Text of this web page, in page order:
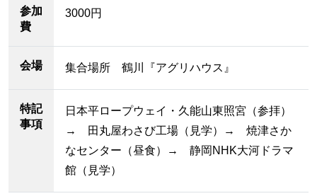
参加
費
3000円
会場 集合場所 鶴川『アグリハウス』
特記
事項
日本平ロープウェイ・久能山東照宮（参拝）
→ 田丸屋わさび工場（見学）→ 焼津さか
なセンター（昼食）→ 静岡NHK大河ドラマ
館（見学）